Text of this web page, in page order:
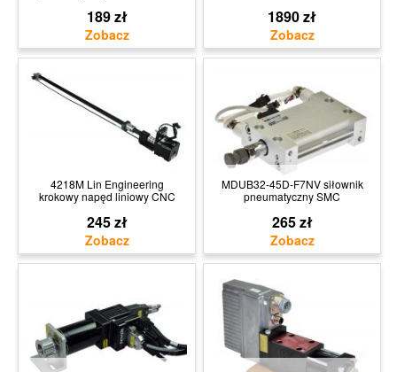
189 zł 1890 zł
4218M Lin Engineering
krokowy napęd liniowy CNC
245 zł
MDUB32-45D-F7NV siłownik
pneumatyczny SMC
265 zł